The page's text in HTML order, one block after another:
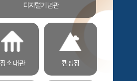
디지털기념관
장소 대관 캠핑장